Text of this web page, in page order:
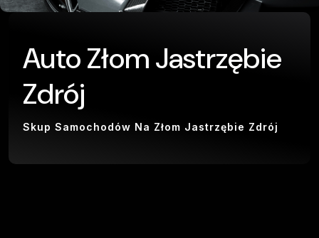
Auto Złom Jastrzębie
Zdrój
Skup Samochodów Na Złom Jastrzębie Zdrój